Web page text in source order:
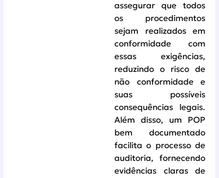
assegurar que todos
os procedimentos
sejam realizados em
conformidade com
essas exigências,
reduzindo o risco de
não conformidade e
suas possíveis
consequências legais.
Além disso, um POP
bem documentado
facilita o processo de
auditoria, fornecendo
evidências claras de